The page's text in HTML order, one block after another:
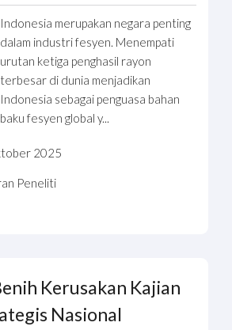
Indonesia merupakan negara penting
dalam industri fesyen. Menempati
urutan ketiga penghasil rayon
terbesar di dunia menjadikan
Indonesia sebagai penguasa bahan
baku fesyen global y...
2025
Peneliti
Kerusakan Kajian
Nasional